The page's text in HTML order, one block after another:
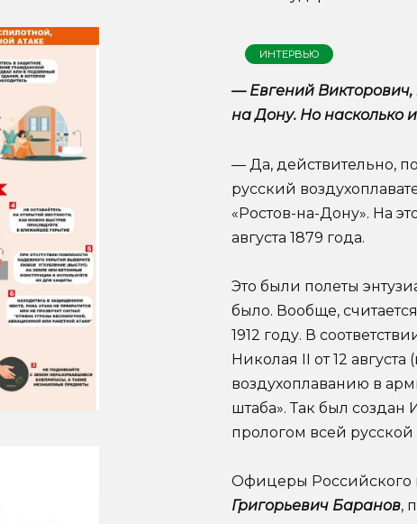
ИНТЕРВЬЮ
— Евгений
на Дону. Но насколько
— Да, действительно,
русский
«Ростов-на-Дону». На
августа 1879 года.
Это были полеты
было. Вообще,
1912 году. В
Николая II от 12
воздухоплаванию в
штаба». Так был
прологом всей
Офицеры Российского
Григорьевич Баранов,